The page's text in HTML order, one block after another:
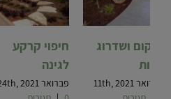
חיפוי קרקע
לגינה
פברואר 24th, 2021
שיקום ושדרוג
גינות
פברואר 11th, 2021